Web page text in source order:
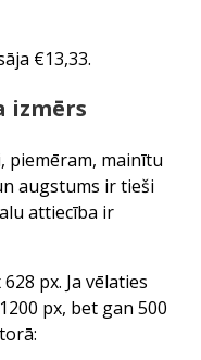
€13,33.
izmērs
piemēram, mainītu
augstums ir tieši
attiecība ir
px. Ja vēlaties
px, bet gan 500